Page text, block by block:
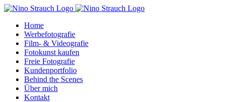
Zum
springenHome
Werbefotografie
Film- & Videografie
Fotokunst kaufen
Freie Fotografie
Kundenportfolio
Behind the Scenes
Über mich
Kontakt